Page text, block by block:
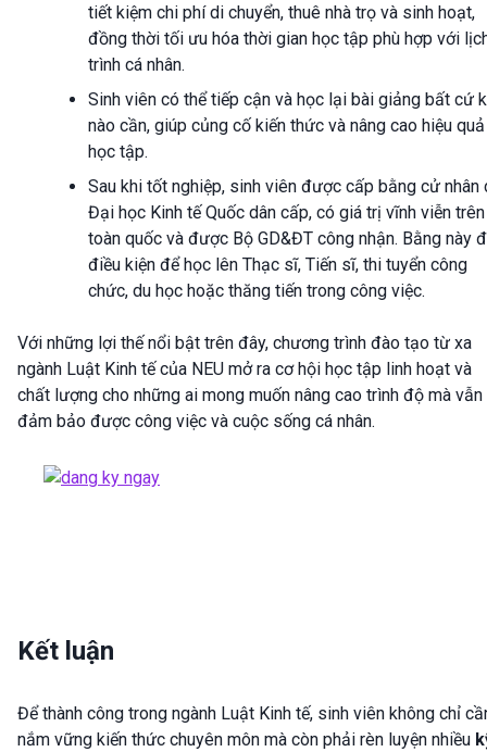
tiết kiệm chi phí di chuyển, thuê nhà trọ và sinh hoạt,
đồng thời tối ưu hóa thời gian học tập phù hợp với
trình cá nhân.
Sinh viên có thể tiếp cận và học lại bài giảng bất cứ
nào cần, giúp củng cố kiến thức và nâng cao hiệu quả
học tập.
Sau khi tốt nghiệp, sinh viên được cấp bằng cử nhân
Đại học Kinh tế Quốc dân cấp, có giá trị vĩnh viễn trên
toàn quốc và được Bộ GD&ĐT công nhận. Bằng này
điều kiện để học lên Thạc sĩ, Tiến sĩ, thi tuyển công
chức, du học hoặc thăng tiến trong công việc.
Với những lợi thế nổi bật trên đây, chương trình đào tạo từ xa
ngành Luật Kinh tế của NEU mở ra cơ hội học tập linh hoạt và
chất lượng cho những ai mong muốn nâng cao trình độ mà vẫn
đảm bảo được công việc và cuộc sống cá nhân.
Kết luận
Để thành công trong ngành Luật Kinh tế, sinh viên không chỉ
nắm vững kiến thức chuyên môn mà còn phải rèn luyện nhiều